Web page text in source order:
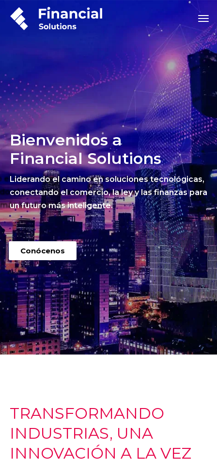
Bienvenidos a
Financial Solutions
Liderando el camino en soluciones tecnológicas,
conectando el comercio, la ley y las finanzas para
un futuro más inteligente.
Conócenos
TRANSFORMANDO
INDUSTRIAS, UNA
INNOVACIÓN A LA VEZ